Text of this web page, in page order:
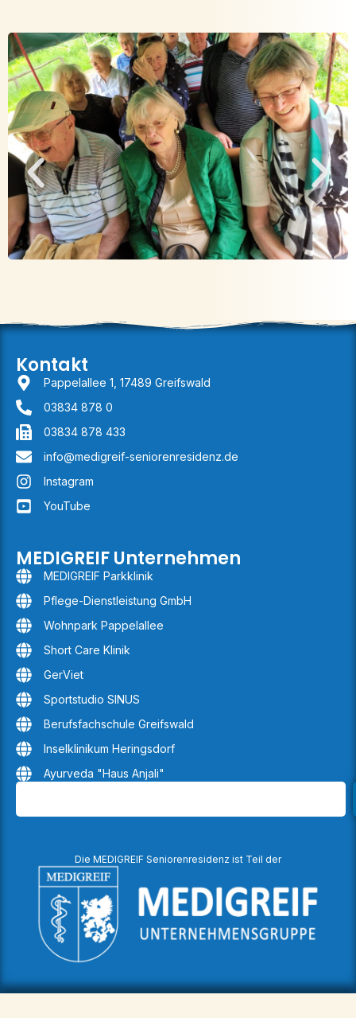
Kontakt
Pappelallee 1, 17489 Greifswald
03834 878 0
03834 878 433
info@medigreif-seniorenresidenz.de
Instagram
YouTube
MEDIGREIF Unternehmen
MEDIGREIF Parkklinik
Pflege-Dienstleistung GmbH
Wohnpark Pappelallee
Short Care Klinik
GerViet
Sportstudio SINUS
Berufsfachschule Greifswald
Inselklinikum Heringsdorf
Ayurveda "Haus Anjali"
Die MEDIGREIF Seniorenresidenz ist Teil der